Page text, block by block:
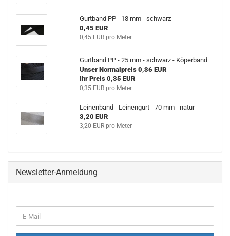
Gurtband PP - 18 mm - schwarz
0,45 EUR
0,45 EUR pro Meter
Gurtband PP - 25 mm - schwarz - Köperband
Unser Normalpreis 0,36 EUR
Ihr Preis 0,35 EUR
0,35 EUR pro Meter
Leinenband - Leinengurt - 70 mm - natur
3,20 EUR
3,20 EUR pro Meter
Newsletter-Anmeldung
ZUR
E-
Mail